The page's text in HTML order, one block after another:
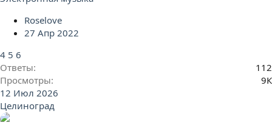
Roselove
27 Апр 2022
4 5 6
Ответы
112
Просмотры
9К
12 Июл 2026
Целиноград